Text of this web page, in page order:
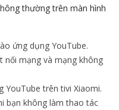
thường trên màn hình
ứng dụng YouTube.
nối mạng và mạng không
trên tivi Xiaomi.
bạn không làm thao tác